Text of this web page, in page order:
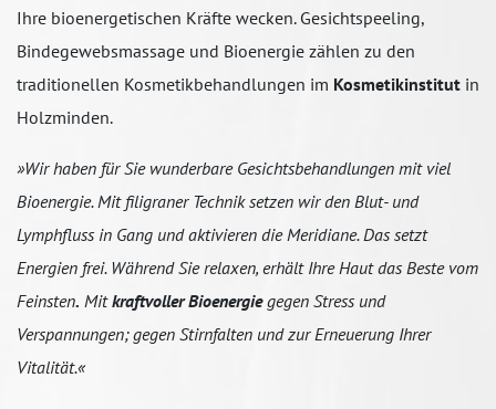
Ihre bioenergetischen Kräfte wecken. Gesichtspeeling,
Bindegewebsmassage und Bioenergie zählen zu den
traditionellen Kosmetikbehandlungen im Kosmetikinstitut in
Holzminden.
»Wir haben für Sie wunderbare Gesichtsbehandlungen mit viel
Bioenergie. Mit filigraner Technik setzen wir den Blut- und
Lymphfluss in Gang und aktivieren die Meridiane. Das setzt
Energien frei. Während Sie relaxen, erhält Ihre Haut das Beste vom
Feinsten. Mitkraftvoller Bioenergiegegen Stress und
Verspannungen; gegen Stirnfalten und zur Erneuerung Ihrer
Vitalität.«